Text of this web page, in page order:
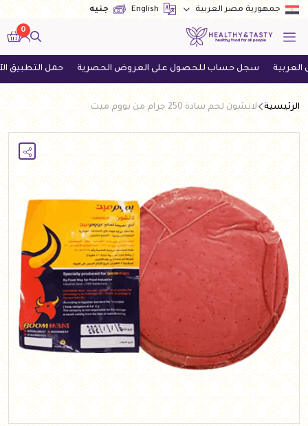
جمهورية مصر العربية English جنيه
0
سجل حساب للحصول على العروض الحصرية حمل التطبيق الآن
الرئيسية لانشون لحم سادة 250 جرام من بووم ميت